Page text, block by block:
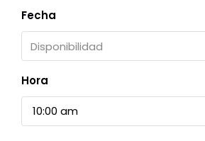
Fecha
Hora
10:00 am